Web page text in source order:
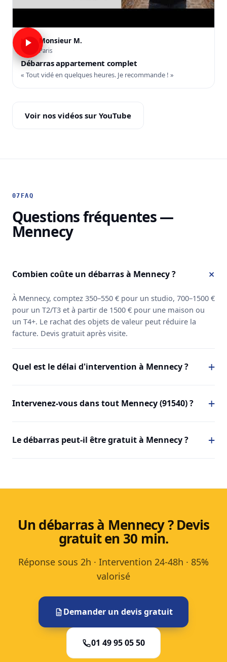
M Monsieur M.
Paris
Débarras appartement complet
« Tout vidé en quelques heures. Je recommande ! »
Voir nos vidéos sur YouTube
07 FAQ
Questions fréquentes —
Mennecy
Combien coûte un débarras à Mennecy ?
À Mennecy, comptez 350–550 € pour un studio, 700–1500 €
pour un T2/T3 et à partir de 1500 € pour une maison ou
un T4+. Le rachat des objets de valeur peut réduire la
facture. Devis gratuit après visite.
Quel est le délai d'intervention à Mennecy ?
Intervenez-vous dans tout Mennecy (91540) ?
Le débarras peut-il être gratuit à Mennecy ?
Un débarras à Mennecy ? Devis
gratuit en 30 min.
Réponse sous 2h · Intervention 24-48h · 85%
valorisé
Demander un devis gratuit
01 49 95 05 50